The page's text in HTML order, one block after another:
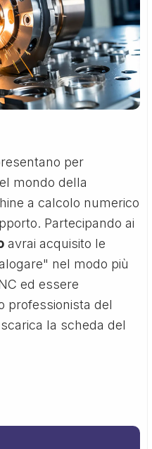
per
mondo della
a calcolo numerico
Partecipando ai
avrai acquisito le
nel modo più
ed essere
professionista del
la scheda del